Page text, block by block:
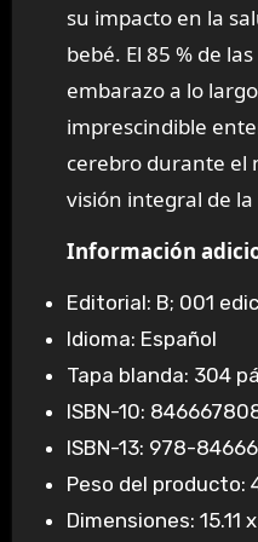
su impacto en la
bebé. El 85 % de
embarazo a lo
imprescindible
cerebro durante el
visión integral de
Información
Editorial: B; 001
Idioma: Español
Tapa blanda: 304
ISBN-10:
ISBN-13: 978-
Peso del producto:
Dimensiones: 15.11